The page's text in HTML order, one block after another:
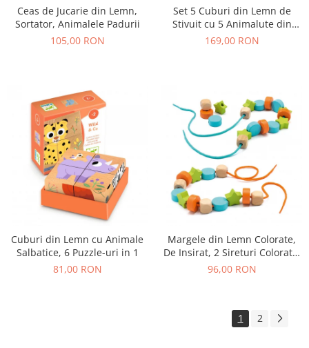
Ceas de Jucarie din Lemn,
Sortator, Animalele Padurii
105,00 RON
Set 5 Cuburi din Lemn de
Stivuit cu 5 Animalute din
Padure
169,00 RON
Cuburi din Lemn cu Animale
Salbatice, 6 Puzzle-uri in 1
81,00 RON
Margele din Lemn Colorate,
De Insirat, 2 Sireturi Colorate,
24 Margele
96,00 RON
1 2